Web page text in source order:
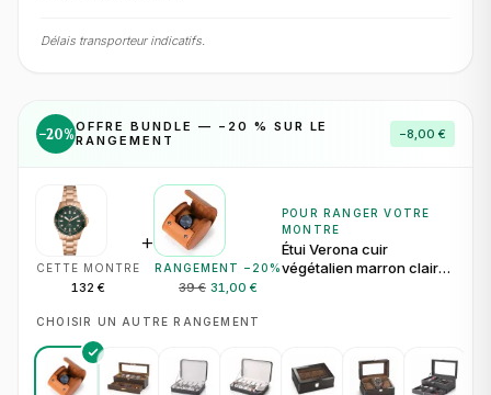
Délais transporteur indicatifs.
−20%OFFRE BUNDLE — − 20 % SUR LE
RANGEMENT
−8,00 €
CETTE MONTRE
132 €
+
RANGEMENT − 20 %
39 € 31,00 €
POUR RANGER VOTRE
MONTRE
Étui Verona cuir
végétalien marron clair
CHOISIR UN AUTRE RANGEMENT